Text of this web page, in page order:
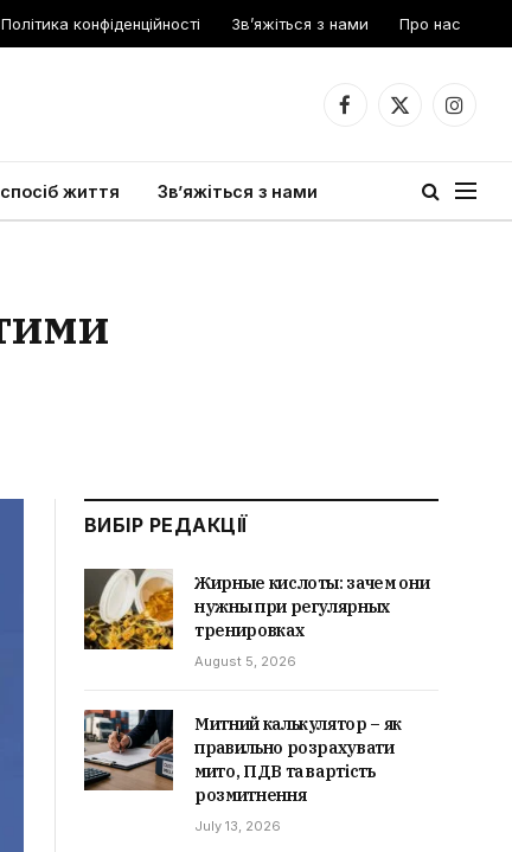
Політика конфіденційності Зв’яжіться з нами Про нас
Facebook
X
спосіб життя Зв’яжіться з нами
ВИБІР РЕДАКЦІЇ
Жирные кислоты: зачем они
нужны при регулярных
тренировках
August 5, 2026
Митний калькулятор – як
правильно розрахувати
мито, ПДВ та вартість
розмитнення
July 13, 2026